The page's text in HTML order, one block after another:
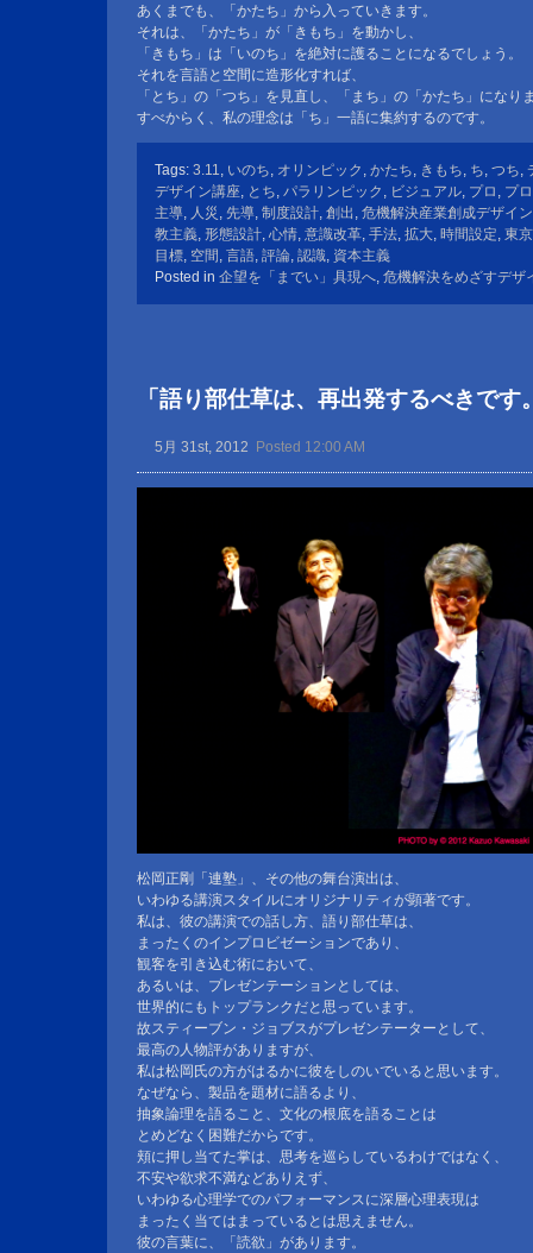
あくまでも、「かたち」から入っていきます。
それは、「かたち」が「きもち」を動かし、
「きもち」は「いのち」を絶対に護ることになるでしょう。
それを言語と空間に造形化すれば、
「とち」の「つち」を見直し、「まち」の「かたち」になり
すべからく、私の理念は「ち」一語に集約するのです。
Tags: 3.11 いのち オリンピック かたち きもち ち つち
デザイン講座 とち パラリンピック ビジュアル プロ
プ
主導
人災 先導 制度設計 創出 危機解決産業創成デザイ
教主義 形態設計 心情 意識改革 手法 拡大 時間設定 東
目標 空間 言語 評論 認識 資本主義
Posted in 企望を「までい」具現へ 危機解決をめざすデザ
「語り部仕草は、再出発するべきです
5月 31st, 2012 Posted 12:00 AM
松岡正剛「連塾」、その他の舞台演出は、
いわゆる講演スタイルにオリジナリティが顕著です。
私は、彼の講演での話し方、語り部仕草は、
まったくのインプロビゼーションであり、
観客を引き込む術において、
あるいは、プレゼンテーションとしては、
世界的にもトップランクだと思っています。
故スティーブン・ジョブスがプレゼンテーターとして、
最高の人物評がありますが、
私は松岡氏の方がはるかに彼をしのいでいると思います。
なぜなら、製品を題材に語るより、
抽象論理を語ること、文化の根底を語ることは
とめどなく困難だからです。
頬に押し当てた掌は、思考を巡らしているわけではなく、
不安や欲求不満などありえず、
いわゆる心理学でのパフォーマンスに深層心理表現は
まったく当てはまっているとは思えません。
彼の言葉に、「読欲」があります。